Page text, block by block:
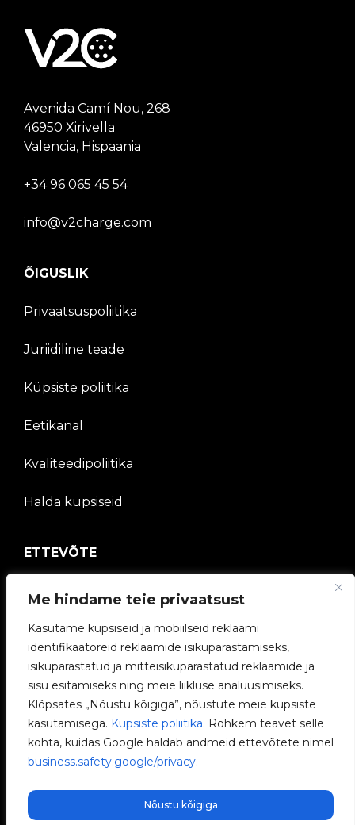
Me hindame teie privaatsust
Kasutame küpsiseid ja mobiilseid reklaami
identifikaatoreid reklaamide isikupärastamiseks,
isikupärastatud ja mitteisikupärastatud reklaamide ja
sisu esitamiseks ning meie liikluse analüüsimiseks.
Klõpsates „Nõustu kõigiga”, nõustute meie küpsiste
kasutamisega. Küpsiste poliitika. Rohkem teavet selle
kohta, kuidas Google haldab andmeid ettevõtete nimel
business.safety.google/privacy.
Nõustu kõigiga
Avenida Camí Nou, 268
46950 Xirivella
Valencia, Hispaania
+34 96 065 45 54
info@v2charge.com
ÕIGUSLIK
Privaatsuspoliitika
Juriidiline teade
Küpsiste poliitika
Eetikanal
Kvaliteedipoliitika
Halda küpsiseid
ETTEVÕTE
V2C kogukond
Töötage meiega
e-Laadijad
V2C Power
V2C Cloud